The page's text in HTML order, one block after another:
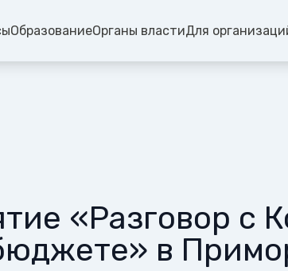
ОбразованиеОрганы властиДля
«Разговор с
в